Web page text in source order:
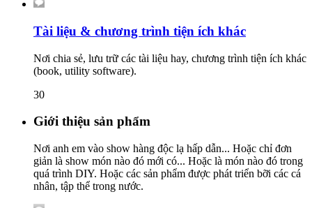
Tài liệu & chương trình tiện ích khác
Nơi chia sẻ, lưu trữ các tài liệu hay, chương trình tiện ích khác
(book, utility software).
30
Giới thiệu sản phẩm
Nơi anh em vào show hàng độc lạ hấp dẫn... Hoặc chỉ đơn
giản là show món nào đó mới có... Hoặc là món nào đó trong
quá trình DIY. Hoặc các sản phẩm được phát triển bỡi các cá
nhân, tập thể trong nước.